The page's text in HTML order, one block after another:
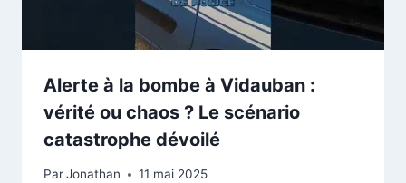
Alerte à la bombe à Vidauban :
vérité ou chaos ? Le scénario
catastrophe dévoilé
ParJonathan 11 mai 2025